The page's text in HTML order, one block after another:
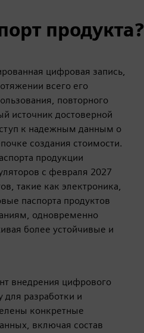
продукта?
цифровая запись,
всего его
повторного
источник достоверной
к надежным данным о
создания стоимости.
продукции
с февраля 2027
такие как электроника,
паспорта продуктов
одновременно
более устойчивые и
внедрения цифрового
для разработки и
конкретные
включая состав